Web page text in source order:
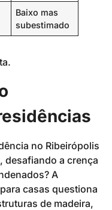
Baixo mas
subestimado
no Ribeirópolis
desafiando a crença
A
casas questiona
de madeira,